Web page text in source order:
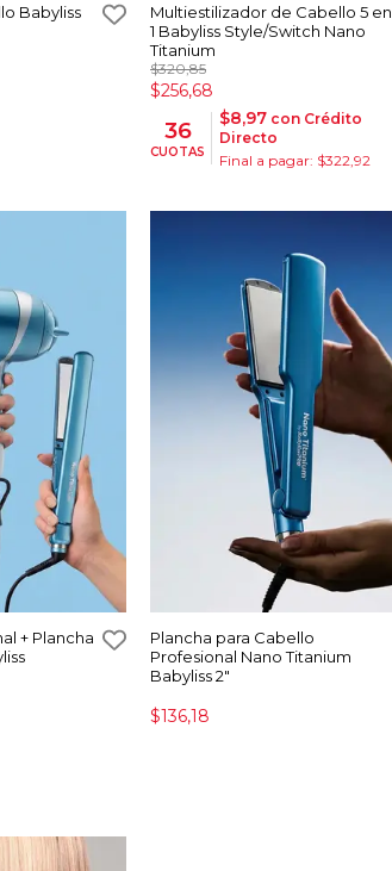
Babyliss
Multiestilizador de Cabello 5 en
1 Babyliss Style/Switch Nano
Titanium
$320,85
$256,68
36
CUOTAS
$8,97 con Crédito
Directo
Final a pagar: $322,92
+ Plancha
Plancha para Cabello
Profesional Nano Titanium
Babyliss 2"
$136,18